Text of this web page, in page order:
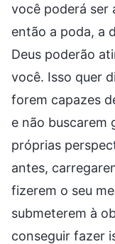
você poderá ser
então a poda, a
Deus poderão
você. Isso quer
forem capazes
e não buscarem
próprias
antes,
fizerem o seu
submeterem à
conseguir fazer